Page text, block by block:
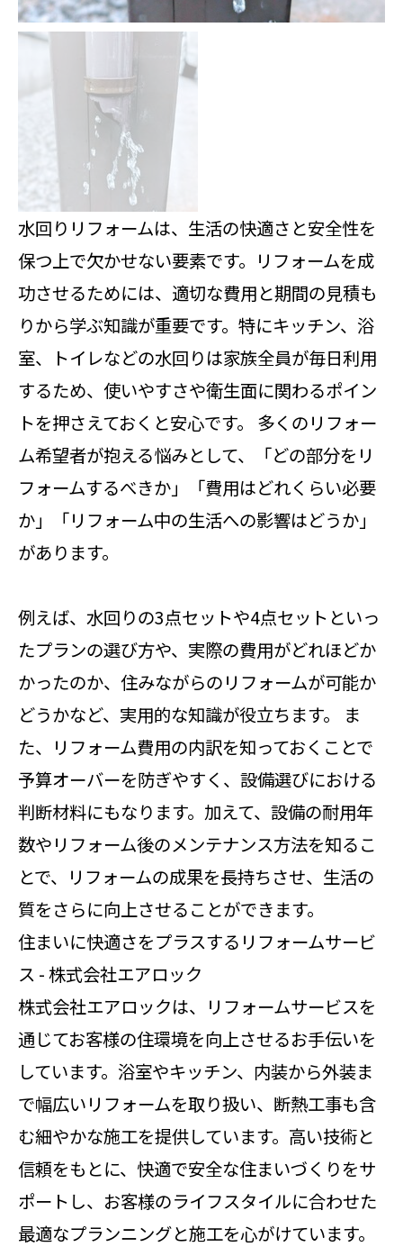
水回りリフォームは、生活の快適さと安全性を
保つ上で欠かせない要素です。リフォームを成
功させるためには、適切な費用と期間の見積も
りから学ぶ知識が重要です。特にキッチン、浴
室、トイレなどの水回りは家族全員が毎日利用
するため、使いやすさや衛生面に関わるポイン
トを押さえておくと安心です。 多くのリフォー
ム希望者が抱える悩みとして、「どの部分をリ
フォームするべきか」「費用はどれくらい必要
か」「リフォーム中の生活への影響はどうか」
があります。
例えば、水回りの3点セットや4点セットといっ
たプランの選び方や、実際の費用がどれほどか
かったのか、住みながらのリフォームが可能か
どうかなど、実用的な知識が役立ちます。 ま
た、リフォーム費用の内訳を知っておくことで
予算オーバーを防ぎやすく、設備選びにおける
判断材料にもなります。加えて、設備の耐用年
数やリフォーム後のメンテナンス方法を知るこ
とで、リフォームの成果を長持ちさせ、生活の
質をさらに向上させることができます。
住まいに快適さをプラスするリフォームサービ
ス - 株式会社エアロック
株式会社エアロックは、リフォームサービスを
通じてお客様の住環境を向上させるお手伝いを
しています。浴室やキッチン、内装から外装ま
で幅広いリフォームを取り扱い、断熱工事も含
む細やかな施工を提供しています。高い技術と
信頼をもとに、快適で安全な住まいづくりをサ
ポートし、お客様のライフスタイルに合わせた
最適なプランニングと施工を心がけています。